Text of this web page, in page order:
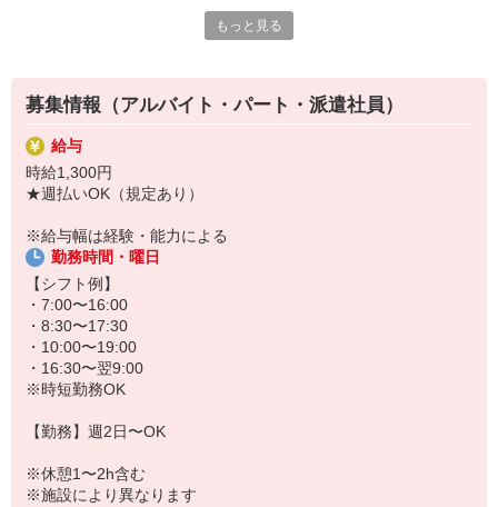
様々な特典がある「ベネフィット・ステーション」を利用可能！
手厚い待遇・福利厚生が揃っているので働きやすさが抜群です！
・医療器具の洗浄や消毒
・シーツ交換やベッドメイキング
・伝票や診療材料等の補充、整理
・診療補助
・メッセンジャー業務
など
★無資格・未経験OK！未経験から医療業界デビューできちゃいます
★病院、クリニック内は冷暖房完備！いつでも快適にお仕事できま
すよ！
あなたのスキルに合わせて少しずつお仕事をお願いしていきます。
20代・30代・40代・50代・60代、
中！
「近くの病院で働きたい」
「資格はないけど医療業界のお仕事に興味がある」
もっと見る
募集情報（アルバイト・パート・派遣社員）
給与
時給1,300円
★週払いOK（規定あり）
※給与幅は経験・能力による
勤務時間・曜日
【シフト例】
・7:00〜16:00
・8:30〜17:30
・10:00〜19:00
・16:30〜翌9:00
※時短勤務OK
【勤務】週2日〜OK
※休憩1〜2h含む
※施設により異なります